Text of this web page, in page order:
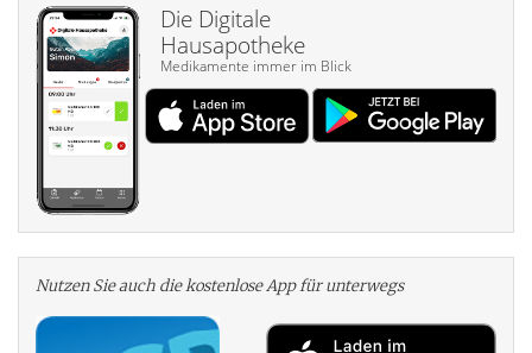
Die Digitale
Hausapotheke
Medikamente immer im Blick
Nutzen Sie auch die kosten­lose App für unterwegs